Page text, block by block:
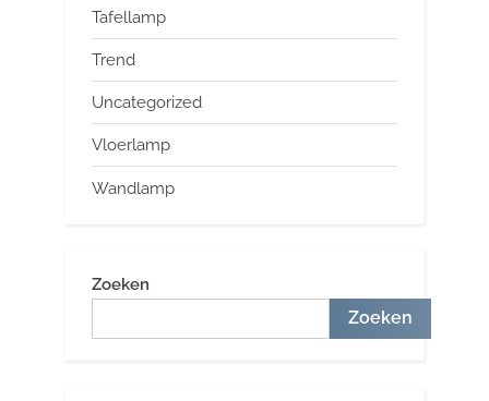
Tafellamp
Trend
Uncategorized
Vloerlamp
Wandlamp
Zoeken
Zoeken